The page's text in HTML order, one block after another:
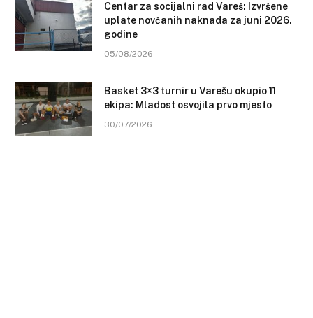
Centar za socijalni rad Vareš: Izvršene
uplate novčanih naknada za juni 2026.
godine
05/08/2026
Basket 3×3 turnir u Varešu okupio 11
ekipa: Mladost osvojila prvo mjesto
30/07/2026